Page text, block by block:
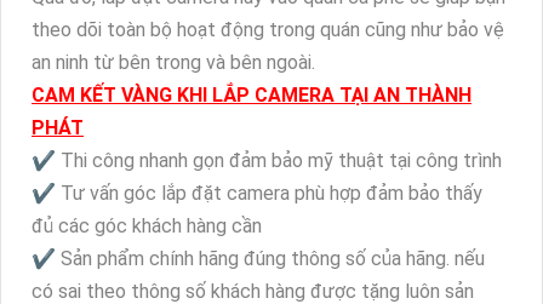
theo dõi toàn bộ hoạt động trong quán cũng như bảo vệ
an ninh từ bên trong và bên ngoài.
CAM KẾT VÀNG KHI LẮP CAMERA TẠI AN THÀNH
PHÁT
✔️ Thi công nhanh gọn đảm bảo mỹ thuật tại công trình
✔️ Tư vấn góc lắp đặt camera phù hợp đảm bảo thấy
đủ các góc khách hàng cần
✔️ Sản phẩm chính hãng đúng thông số của hãng. nếu
có sai theo thông số khách hàng được tặng luôn sản